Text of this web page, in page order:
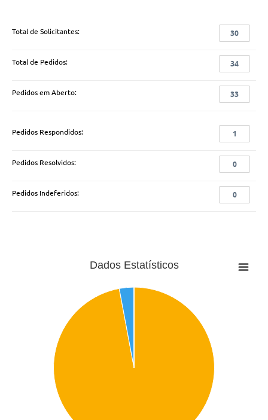
Total de Solicitantes: 30
Total de Pedidos: 34
Pedidos em Aberto: 33
Pedidos Respondidos: 1
Pedidos Resolvidos: 0
Pedidos Indeferidos: 0
Dados Estatísticos